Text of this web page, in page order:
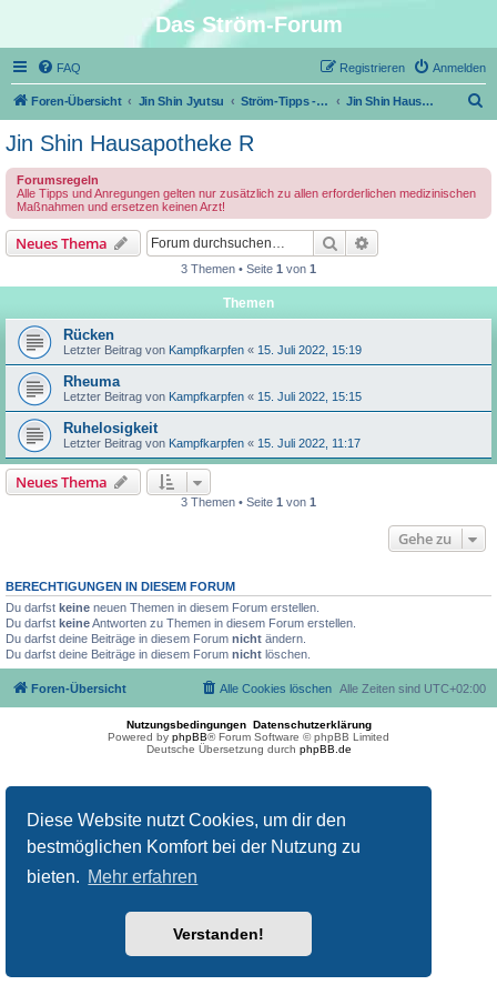
Diese Website nutzt Cookies, um dir den
bestmöglichen Komfort bei der Nutzung zu
bieten. Mehr erfahren
Verstanden!
Das Ström-Forum
FAQ Anmelden
Registrieren
Foren-Übersicht Jin Shin Jyutsu Ström-Tipps - Erste Hilfe mit Jin Shin Jyutsu Jin Shin Hausapotheke R
Jin Shin Hausapotheke R
Forumsregeln
Alle Tipps und Anregungen gelten nur zusätzlich zu allen erforderlichen medizinischen
Maßnahmen und ersetzen keinen Arzt!
Neues Thema Suche
3 Themen • Seite 1 von 1
Themen
Rücken
Letzter Beitrag von Kampfkarpfen « 15. Juli 2022, 15:19
Rheuma
Letzter Beitrag von Kampfkarpfen « 15. Juli 2022, 15:15
Ruhelosigkeit
Letzter Beitrag von Kampfkarpfen « 15. Juli 2022, 11:17
Neues Thema
3 Themen • Seite 1 von 1
Gehe zu
BERECHTIGUNGEN IN DIESEM FORUM
Du darfst keine neuen Themen in diesem Forum erstellen.
Du darfst keineAntworten zu Themen in diesem Forum erstellen.
Du darfst deine Beiträge in diesem Forum nicht ändern.
Du darfst deine Beiträge in diesem Forum nicht löschen.
Foren-Übersicht Alle Zeiten sind UTC+02:00
Alle Cookies löschen
Nutzungsbedingungen Datenschutzerklärung
Powered by phpBB® Forum Software © phpBB Limited
Deutsche Übersetzung durch phpBB.de